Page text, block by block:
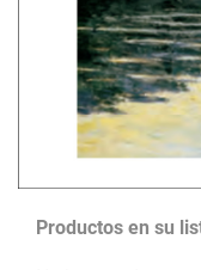
Productos en su